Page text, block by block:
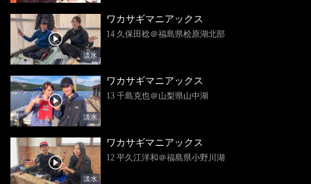
淡水
ワカサギマニアックス
14 久保田稔＠福島県桧原湖北部
淡水
ワカサギマニアックス
13 千島克也＠山梨県山中湖
淡水
ワカサギマニアックス
12 平久江洋和＠福島県小野川湖